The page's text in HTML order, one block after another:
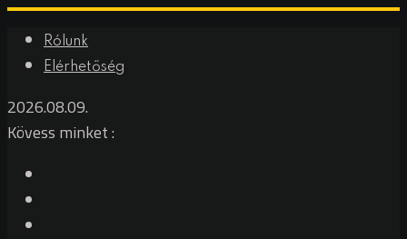
Skip
Rólunk
Elérhetőség
2026.08.09.
Kövess minket :